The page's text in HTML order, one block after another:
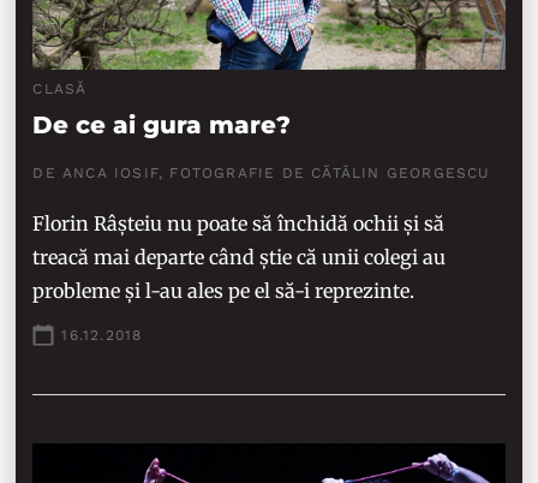
CLASĂ
De ce ai gura mare?
DE ANCA IOSIF, FOTOGRAFIE DE CĂTĂLIN GEORGESCU
Florin Râșteiu nu poate să închidă ochii și să
treacă mai departe când știe că unii colegi au
probleme și l-au ales pe el să-i reprezinte.
16.12.2018